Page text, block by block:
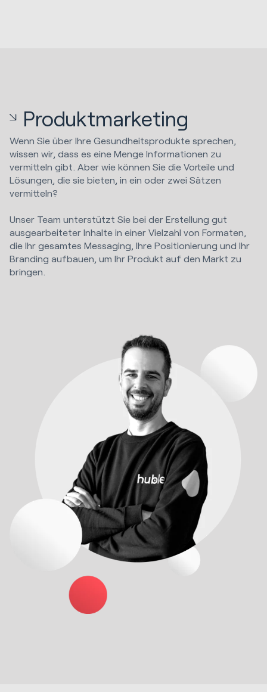
Produktmarketing
Wenn Sie über Ihre Gesundheitsprodukte sprechen,
wissen wir, dass es eine Menge Informationen zu
vermitteln gibt. Aber wie können Sie die Vorteile und
Lösungen, die sie bieten, in ein oder zwei Sätzen
vermitteln?
Unser Team unterstützt Sie bei der Erstellung gut
ausgearbeiteter Inhalte in einer Vielzahl von Formaten,
die Ihr gesamtes Messaging, Ihre Positionierung und Ihr
Branding aufbauen, um Ihr Produkt auf den Markt zu
bringen.